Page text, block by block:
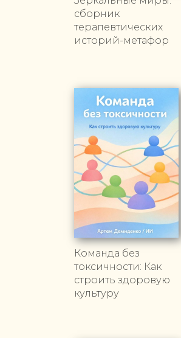
сборник
терапевтических
историй-метафор
Команда без
токсичности: Как
строить здоровую
культуру